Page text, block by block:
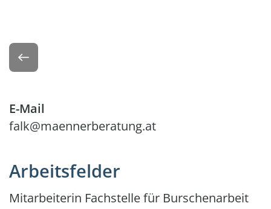
Zurück
E-Mail
falk@maennerberatung.at
Arbeitsfelder
Mitarbeiterin Fachstelle für Burschenarbeit